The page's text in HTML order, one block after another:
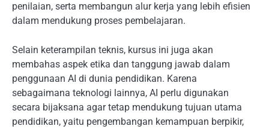
penilaian, serta membangun alur kerja yang lebih efisien
dalam mendukung proses pembelajaran.
Selain keterampilan teknis, kursus ini juga akan
membahas aspek etika dan tanggung jawab dalam
penggunaan AI di dunia pendidikan. Karena
sebagaimana teknologi lainnya, AI perlu digunakan
secara bijaksana agar tetap mendukung tujuan utama
pendidikan, yaitu pengembangan kemampuan berpikir,